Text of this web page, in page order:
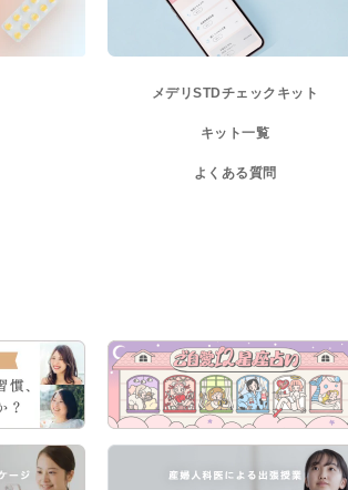
メデリSTDチェックキット
キット一覧
よくある質問